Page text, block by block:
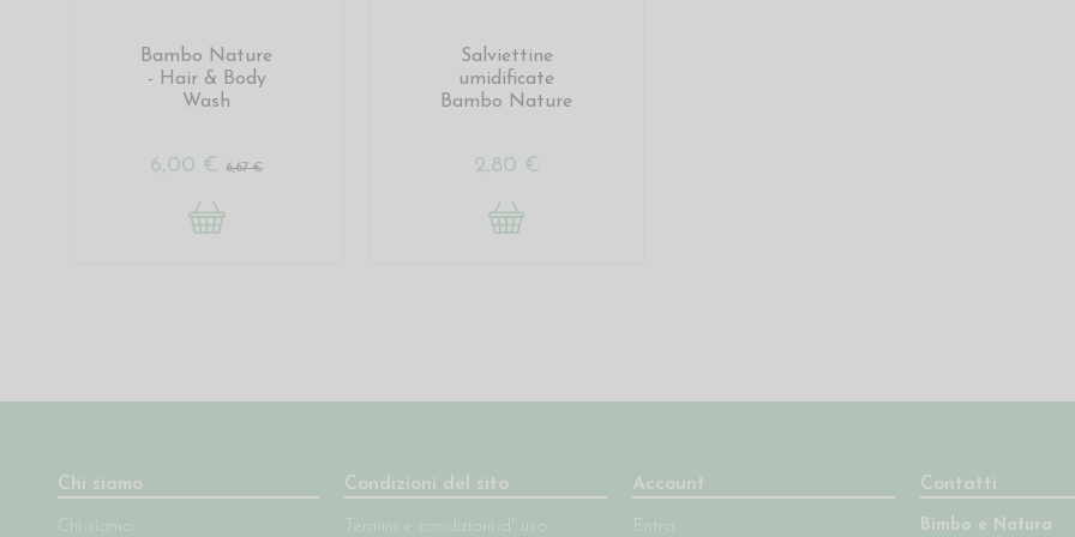
Bambo Nature
- Hair & Body
Wash
6,00 €6,67 €
Salviettine
umidificate
Bambo Nature
2,80 €
Chi siamo
Chi siamo
Condizioni del sito
Termini e condizioni d' uso
Account
Entra
Contatti
Bimbo e Natura